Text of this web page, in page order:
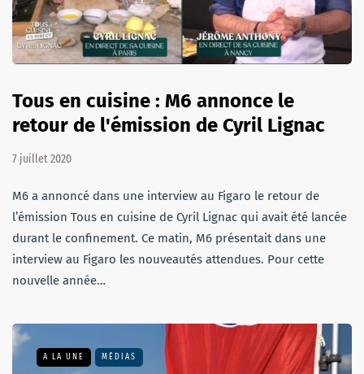
Tous en cuisine : M6 annonce le
retour de l'émission de Cyril Lignac
7 juillet 2020
M6 a annoncé dans une interview au Figaro le retour de
l’émission Tous en cuisine de Cyril Lignac qui avait été lancée
durant le confinement. Ce matin, M6 présentait dans une
interview au Figaro les nouveautés attendues. Pour cette
nouvelle année…
A LA UNE MÉDIAS